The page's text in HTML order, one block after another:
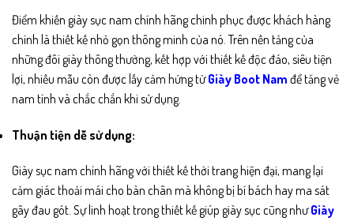
Điểm khiến giày sục nam chính hãng chinh phục được khách hàng
chính là thiết kế nhỏ gọn thông minh của nó. Trên nền tảng của
những đôi giày thông thường, kết hợp với thiết kế độc đáo, siêu tiện
lợi, nhiều mẫu còn được lấy cảm hứng từGiày Boot Nam để tăng vẻ
nam tính và chắc chắn khi sử dụng.
Thuận tiện dễ sử dụng:
Giày sục nam chính hãng với thiết kế thời trang hiện đại, mang lại
cảm giác thoải mái cho bàn chân mà không bị bí bách hay ma sát
gây đau gót. Sự linh hoạt trong thiết kế giúp giày sục cũng nhưGiày